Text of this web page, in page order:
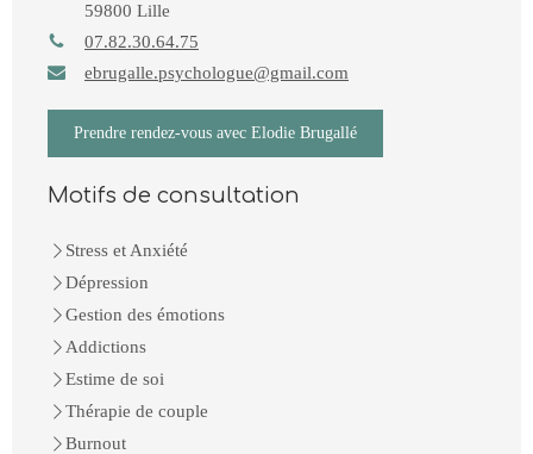
59800 Lille
07.82.30.64.75
ebrugalle.psychologue@gmail.com
Prendre rendez-vous avec Elodie Brugallé
Motifs de consultation
Stress et Anxiété
Dépression
Gestion des émotions
Addictions
Estime de soi
Thérapie de couple
Burnout